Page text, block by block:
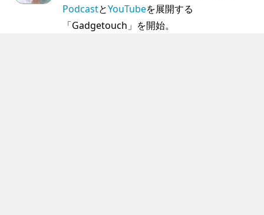
PodcastとYouTubeを展開する
「Gadgetouch」を開始。